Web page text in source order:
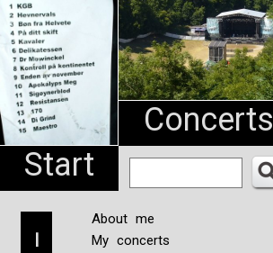
Start
Concerts
I
About me
My concerts